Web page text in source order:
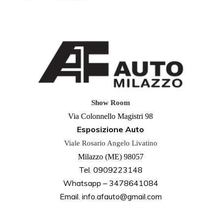
Show Room
Via Colonnello Magistri 98
Esposizione Auto
Viale Rosario Angelo Livatino
Milazzo (ME) 98057
Tel. 0909223148
Whatsapp – 3478641084
Email. info.afauto@gmail.com